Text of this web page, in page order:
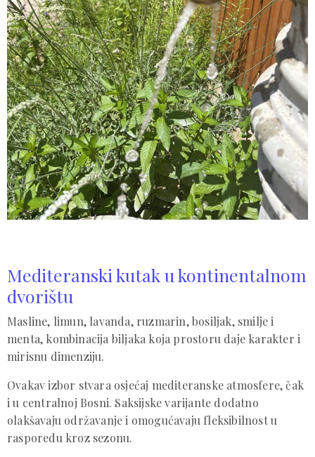
Mediteranski kutak u kontinentalnom
dvorištu
Masline, limun, lavanda, ruzmarin, bosiljak, smilje i
menta, kombinacija biljaka koja prostoru daje karakter i
mirisnu dimenziju.
Ovakav izbor stvara osjećaj mediteranske atmosfere, čak
i u centralnoj Bosni. Saksijske varijante dodatno
olakšavaju održavanje i omogućavaju fleksibilnost u
rasporedu kroz sezonu.